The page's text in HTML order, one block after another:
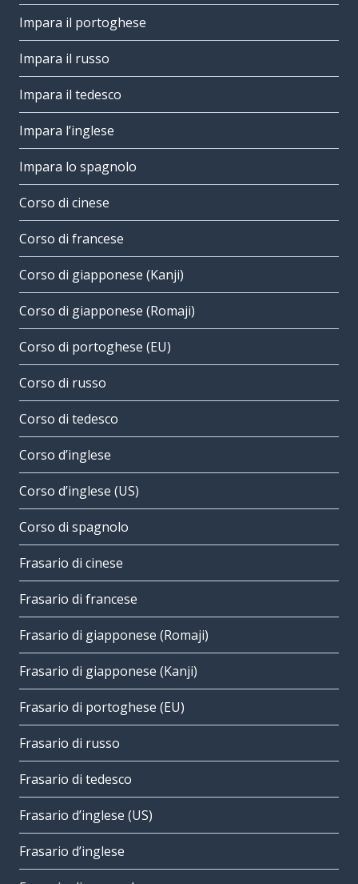
Impara il portoghese
Impara il russo
Impara il tedesco
Impara l’inglese
Impara lo spagnolo
Corso di cinese
Corso di francese
Corso di giapponese (Kanji)
Corso di giapponese (Romaji)
Corso di portoghese (EU)
Corso di russo
Corso di tedesco
Corso d’inglese
Corso d’inglese (US)
Corso di spagnolo
Frasario di cinese
Frasario di francese
Frasario di giapponese (Romaji)
Frasario di giapponese (Kanji)
Frasario di portoghese (EU)
Frasario di russo
Frasario di tedesco
Frasario d’inglese (US)
Frasario d’inglese